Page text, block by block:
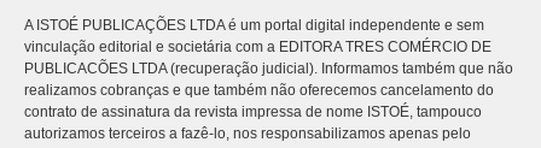
A ISTOÉ PUBLICAÇÕES LTDA é um portal digital independente e sem
vinculação editorial e societária com a EDITORA TRES COMÉRCIO DE
PUBLICACÕES LTDA (recuperação judicial). Informamos também que não
realizamos cobranças e que também não oferecemos cancelamento do
contrato de assinatura da revista impressa de nome ISTOÉ, tampouco
autorizamos terceiros a fazê-lo, nos responsabilizamos apenas pelo